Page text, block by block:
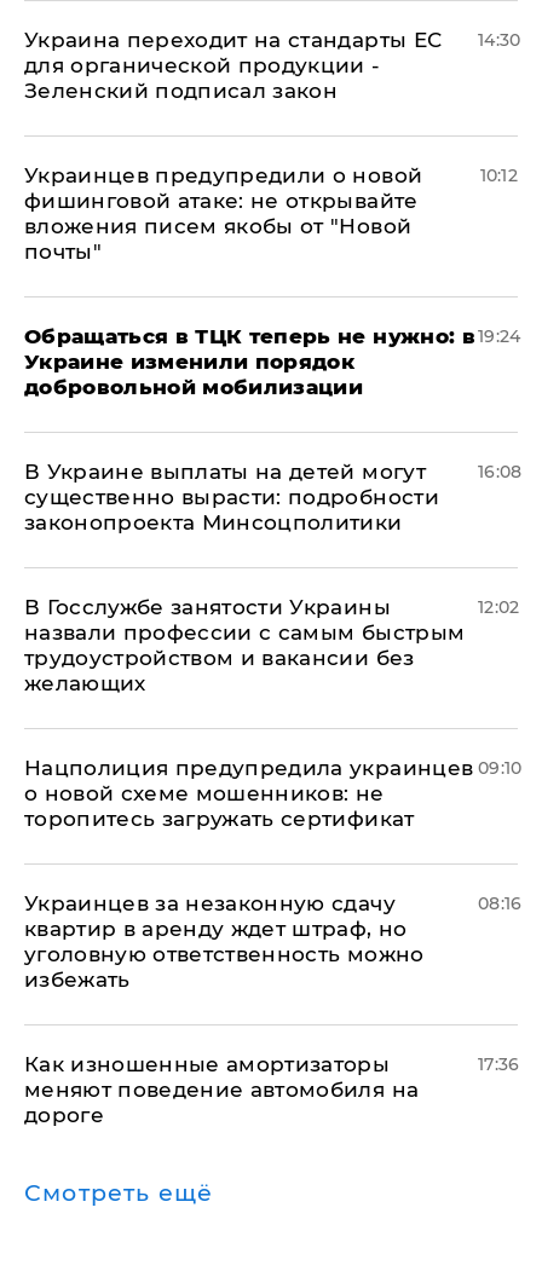
Украина переходит на стандарты ЕС
для органической продукции -
Зеленский подписал закон
14:30
Украинцев предупредили о новой
фишинговой атаке: не открывайте
вложения писем якобы от "Новой
почты"
10:12
Обращаться в ТЦК теперь не нужно: в
Украине изменили порядок
добровольной мобилизации
19:24
В Украине выплаты на детей могут
существенно вырасти: подробности
законопроекта Минсоцполитики
16:08
В Госслужбе занятости Украины
назвали профессии с самым быстрым
трудоустройством и вакансии без
желающих
12:02
Нацполиция предупредила украинцев
о новой схеме мошенников: не
торопитесь загружать сертификат
09:10
Украинцев за незаконную сдачу
квартир в аренду ждет штраф, но
уголовную ответственность можно
избежать
08:16
Как изношенные амортизаторы
меняют поведение автомобиля на
дороге
17:36
Смотреть ещё